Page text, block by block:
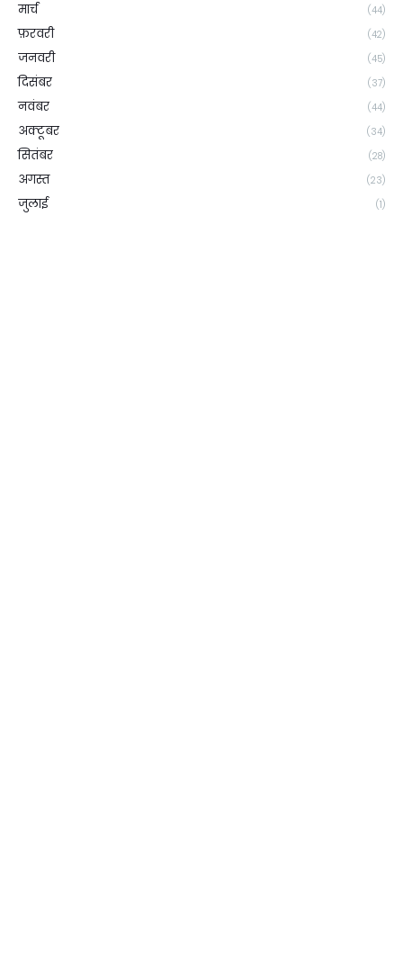
मार्च (44)
फ़रवरी (42)
जनवरी (45)
दिसंबर (37)
नवंबर (44)
अक्टूबर (34)
सितंबर (28)
अगस्त (23)
जुलाई (1)